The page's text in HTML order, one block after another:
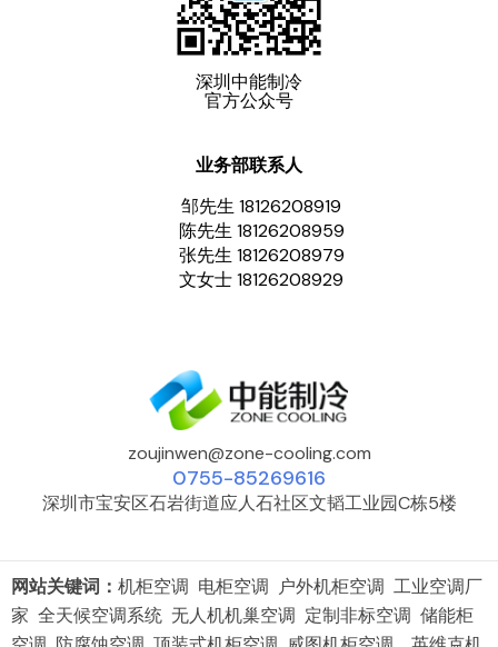
深圳中能制冷
官方公众号
业务部联系人
邹先生 18126208919
陈先生 18126208959
张先生 18126208979
文女士 18126208929
zoujinwen@zone-cooling.com
0755-85269616
深圳市宝安区石岩街道应人石社区文韬工业园C栋5楼
网站关键词： 机柜空调 电柜空调 户外机柜空调 工业空调厂
家 全天候空调系统 无人机机巢空调 定制非标空调 储能柜